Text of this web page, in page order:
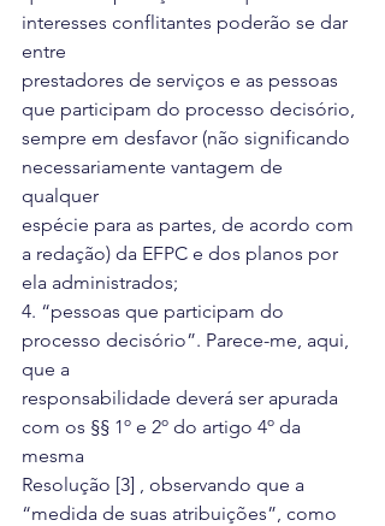
interesses conflitantes poderão se dar
entre
prestadores de serviços e as pessoas
que participam do processo decisório,
sempre em desfavor (não significando
necessariamente vantagem de
qualquer
espécie para as partes, de acordo com
a redação) da EFPC e dos planos por
ela administrados;
4. “pessoas que participam do
processo decisório”. Parece-me, aqui,
que a
responsabilidade deverá ser apurada
com os §§ 1º e 2º do artigo 4º da
mesma
Resolução [3] , observando que a
“medida de suas atribuições”, como